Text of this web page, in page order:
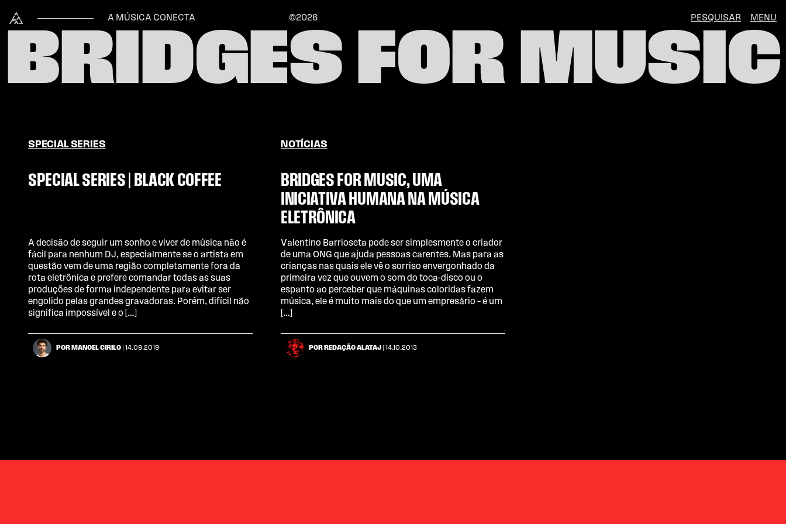
Alataj
A MÚSICA CONECTA ©2026 PESQUISAR MENU
BRIDGES FOR MUSIC
SPECIAL SERIES
SPECIAL SERIES | BLACK COFFEE
A decisão de seguir um sonho e viver de música não é
fácil para nenhum DJ, especialmente se o artista em
questão vem de uma região completamente fora da
rota eletrônica e prefere comandar todas as suas
produções de forma independente para evitar ser
engolido pelas grandes gravadoras. Porém, difícil não
significa impossível e o […]
POR MANOEL CIRILO | 14.09.2019
NOTÍCIAS
BRIDGES FOR MUSIC, UMA
INICIATIVA HUMANA NA MÚSICA
ELETRÔNICA
Valentino Barrioseta pode ser simplesmente o criador
de uma ONG que ajuda pessoas carentes. Mas para as
crianças nas quais ele vê o sorriso envergonhado da
primeira vez que ouvem o som do toca-disco ou o
espanto ao perceber que máquinas coloridas fazem
música, ele é muito mais do que um empresário – é um
[…]
POR REDAÇÃO ALATAJ | 14.10.2013